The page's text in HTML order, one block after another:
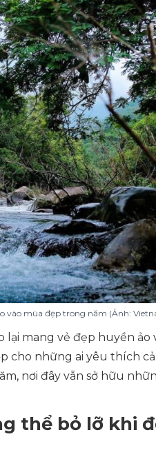
vào mùa đẹp trong năm (Ảnh:
lại mang vẻ đẹp huyền
cho những ai yêu thích
nơi đây vẫn sở hữu
thể bỏ lỡ khi